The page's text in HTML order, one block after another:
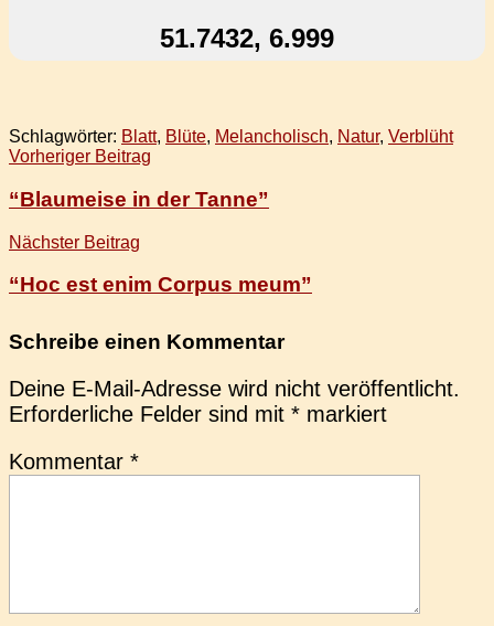
51.7432, 6.999
Schlagwörter: Blatt, Blüte, Melancholisch, Natur, Verblüht
Beitragsnavigation
Vorheriger Beitrag
“Blaumeise in der Tanne”
Nächster Beitrag
“Hoc est enim Corpus meum”
Schreibe einen Kommentar
Deine E-Mail-Adresse wird nicht veröffentlicht.
Erforderliche Felder sind mit * markiert
Kommentar *